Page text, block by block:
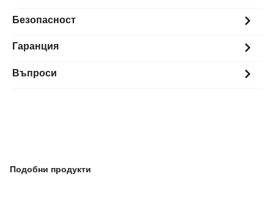
Безопасност
Гаранция
Въпроси
Подобни продукти